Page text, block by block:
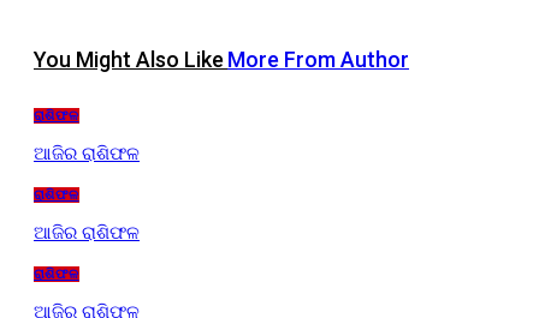
You Might Also Like More From Author
ରାଶିଫଳ
ଆଜିର ରାଶିଫଳ
ରାଶିଫଳ
ଆଜିର ରାଶିଫଳ
ରାଶିଫଳ
ଆଜିର ରାଶିଫଳ